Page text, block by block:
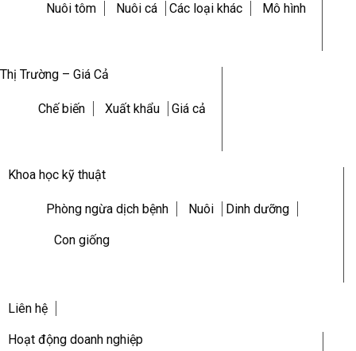
Nuôi tôm Nuôi cá Các loại khác Mô hình
Thị Trường – Giá Cả
Chế biến Xuất khẩu Giá cả
Khoa học kỹ thuật
Phòng ngừa dịch bệnh Nuôi Dinh dưỡng
Con giống
Liên hệ
Hoạt động doanh nghiệp